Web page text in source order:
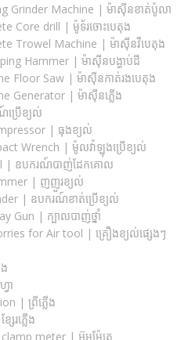
Grinder Machine | ម៉ាស៊ីនខាត់ប៉ូលា
Core drill | ម៉ូទ័រចោះបេតុង
Trowel Machine | ម៉ាស៊ីនវីបេតុង
Hammer | ម៉ាស៊ីនបង្ហាប់ដី
Floor Saw | ម៉ាស៊ីនកាត់រងបេតុង
Generator | ម៉ាស៊ីនភ្លើង
រើខ្យល់
| ធុងខ្យល់
Wrench | ម៉ូលវ៉ាឡុងប្រើខ្យល់
| ឧបករណ៍បាញ់ដែកគោល
| ញញួរខ្យល់
| ឧបករណ៍ខាត់ប្រើខ្យល់
Gun | ក្បាលបាញ់ថ្នាំ
for Air tool | គ្រឿងខ្យល់ផ្សេងៗ
ា
| ព្រីភ្លើង
ែរភ្លើង
meter | អ៊ូមម៉ែត្រ